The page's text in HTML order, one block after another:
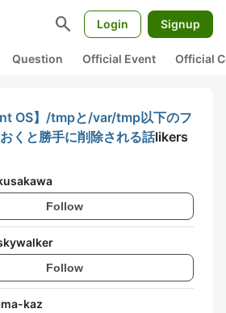
search Login Signup
Question Official Event Official
OS】/tmpと/var/tmp以下のフ
くと勝手に削除される話likers
Follow
Follow
kaz